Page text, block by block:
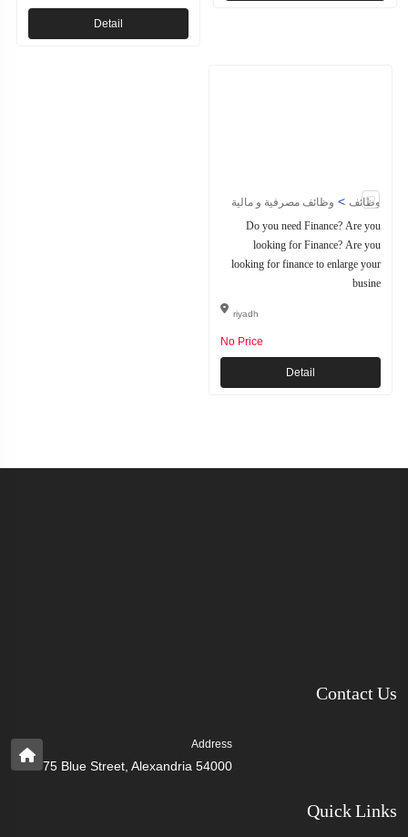
Detail
وظائف > وظائف مصرفية و مالية
Do you need Finance? Are you
looking for Finance? Are you
looking for finance to enlarge your
busine
riyadh
No Price
Detail
Contact Us
Address
75 Blue Street, Alexandria 54000
Quick Links